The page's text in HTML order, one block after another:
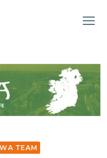
TEAM